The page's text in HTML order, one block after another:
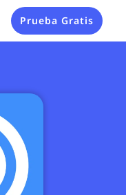
Prueba Gratis